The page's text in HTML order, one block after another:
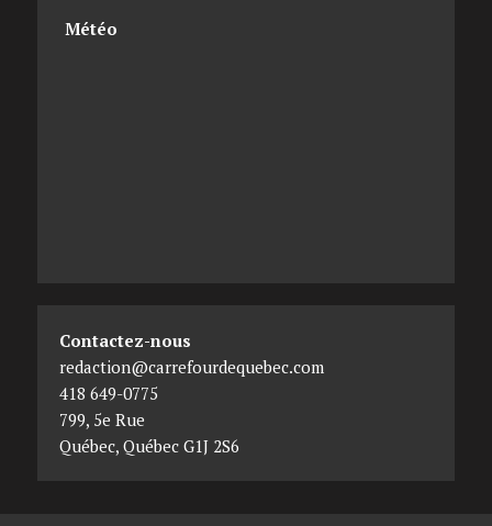
Météo
Contactez-nous
redaction@carrefourdequebec.com
418 649-0775
799, 5e Rue
Québec, Québec G1J 2S6